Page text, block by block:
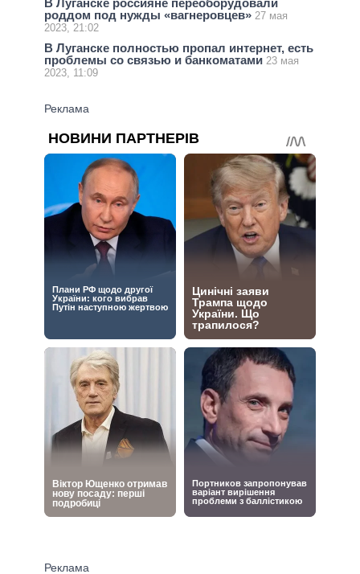
роддом под нужды «вагнеровцев» 27 мая
2023, 21:02
В Луганске полностью пропал интернет, есть
проблемы со связью и банкоматами 23 мая
2023, 11:09